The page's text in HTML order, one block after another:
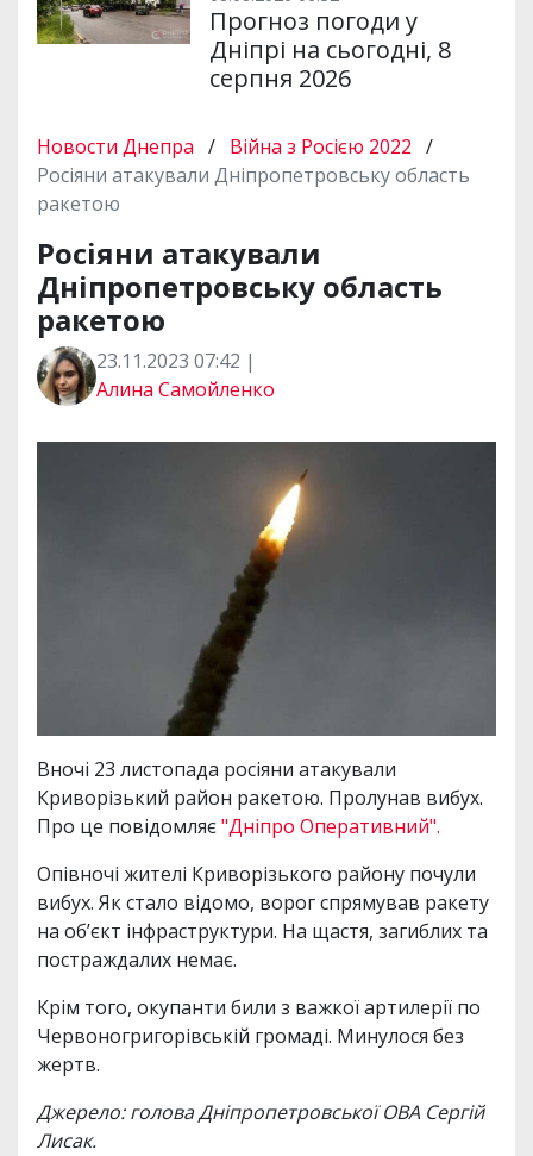
Прогноз погоди у
Дніпрі на сьогодні, 8
серпня 2026
Новости Днепра / Війна з Росією 2022 /
Росіяни атакували Дніпропетровську область
ракетою
Росіяни атакували
Дніпропетровську область
ракетою
23.11.2023 07:42 |
Алина Самойленко
Вночі 23 листопада росіяни атакували
Криворізький район ракетою. Пролунав вибух.
Про це повідомляє"Дніпро Оперативний".
Опівночі жителі Криворізького району почули
вибух. Як стало відомо, ворог спрямував ракету
на об’єкт інфраструктури. На щастя, загиблих та
постраждалих немає.
Крім того, окупанти били з важкої артилерії по
Червоногригорівській громаді. Минулося без
жертв.
Джерело: голова Дніпропетровської ОВА Сергій
Лисак.